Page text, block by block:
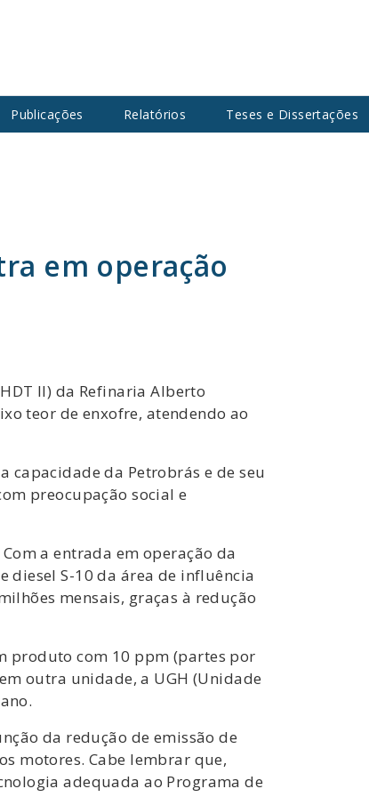
Publicações Relatórios Teses e Dissertações
em operação
II) da Refinaria Alberto
teor de enxofre, atendendo ao
capacidade da Petrobrás e de seu
preocupação social e
a entrada em operação da
S-10 da área de influência
mensais, graças à redução
produto com 10 ppm (partes por
outra unidade, a UGH (Unidade
da redução de emissão de
motores. Cabe lembrar que,
adequada ao Programa de